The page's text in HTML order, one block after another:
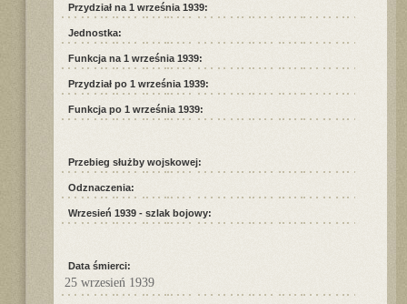
Przydział na 1 września 1939:
Jednostka:
Funkcja na 1 września 1939:
Przydział po 1 września 1939:
Funkcja po 1 września 1939:
Przebieg służby wojskowej:
Odznaczenia:
Wrzesień 1939 - szlak bojowy:
Data śmierci:
25 wrzesień 1939